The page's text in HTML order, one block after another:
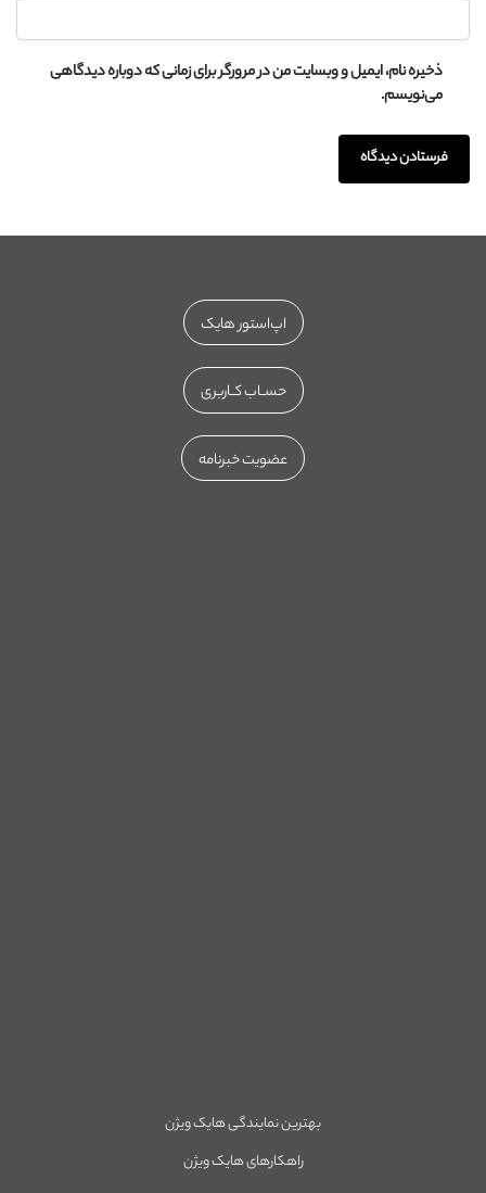
ذخیره نام، ایمیل و وبسایت من در مرورگر برای زمانی که دوباره دیدگاهی
می‌نویسم.
اپ‌استور هایک
حســاب کــاربری
عضویت خبرنامه